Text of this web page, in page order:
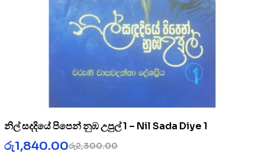
නිල් සදදියේ පිපෙන් නුඹ උපුල් 1 – Nil Sada Diye 1
රු2,300.00
රු1,840.00